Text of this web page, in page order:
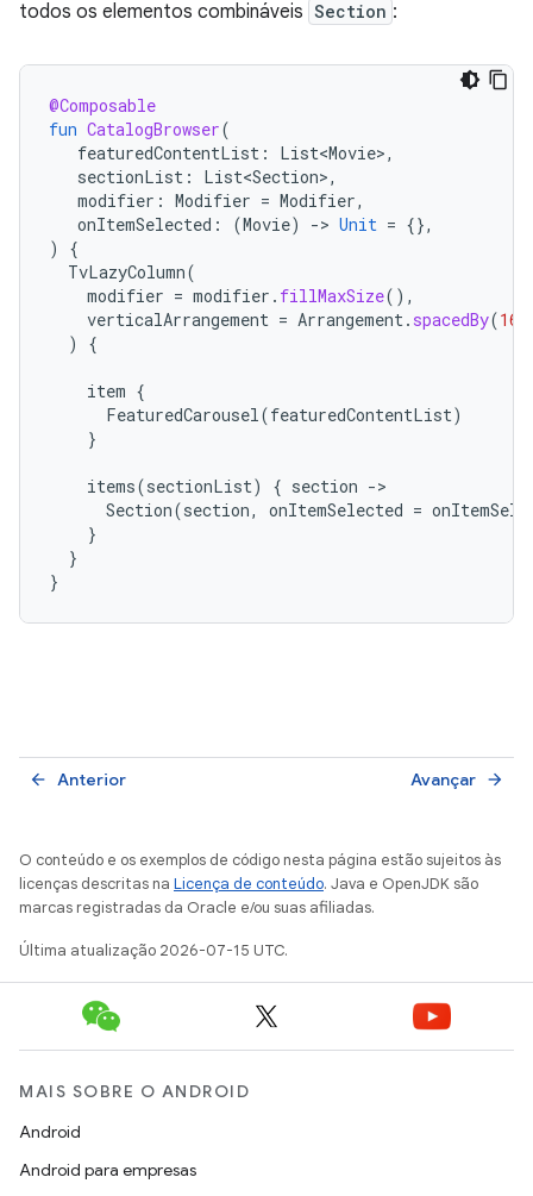
todos os elementos combináveis Section :
@Composable
fun CatalogBrowser(
featuredContentList : List<Movie>,
sectionList : List<Section>,
modifier : Modifier = Modifier,
onItemSelected : (Movie) -> Unit = {},
)
{
TvLazyColumn(
modifier = modifier . fillMaxSize(),
verticalArrangement = Arrangement . spacedBy(16.
)
{
item {
FeaturedCarousel (featuredContentList)
}
items(sectionList) { section -
Section(section, onItemSelected =
}
}
}
Anterior
arrow_back Avançar arrow_forward
O conteúdo e os exemplos de código nesta página estão sujeitos às
licenças descritas na Licença de conteúdo. Java e OpenJDK são
marcas registradas da Oracle e/ou suas afiliadas.
Última atualização 2026-07-15 UTC.
MAIS SOBRE O ANDROID
Android
Android para empresas